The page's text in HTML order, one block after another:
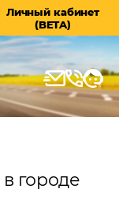
Личный кабинет
(BETA)
городе